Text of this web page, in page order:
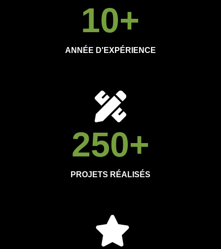
10+
ANNÉE D'EXPÉRIENCE
250+
PROJETS RÉALISÉS